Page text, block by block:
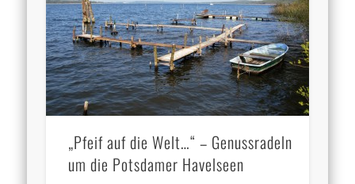
„Pfeif auf die Welt…“ – Genussradeln
um die Potsdamer Havelseen